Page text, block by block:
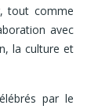
tout comme
avec
la culture et
par le